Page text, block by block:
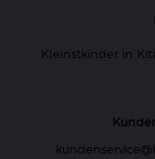
Kleinstkinder in